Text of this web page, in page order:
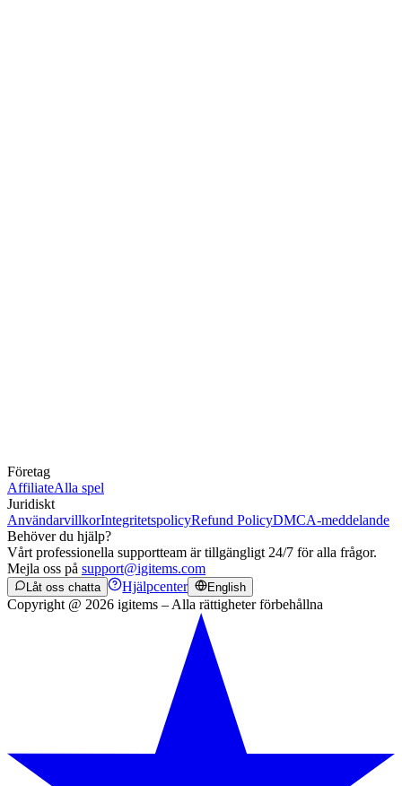
Företag
AffiliateAlla spel
Juridiskt
AnvändarvillkorIntegritetspolicyRefund PolicyDMCA-meddelande
Behöver du hjälp?
Vårt professionella supportteam är tillgängligt 24/7 för alla frågor.
Mejla oss på support@igitems.com
Låt oss chatta Hjälpcenter English
Copyright @ 2026 igitems – Alla rättigheter förbehållna